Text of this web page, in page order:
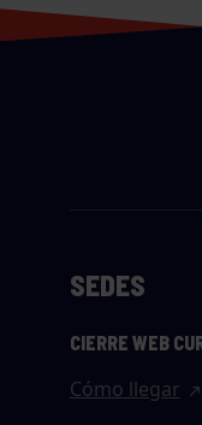
SEDES
CIERRE WEB
Cómo llegar